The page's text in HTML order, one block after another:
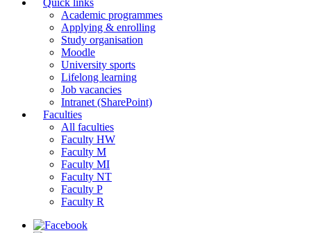
Quick links
Academic programmes
Applying & enrolling
Study organisation
Moodle
University sports
Lifelong learning
Job vacancies
Intranet (SharePoint)
Faculties
All faculties
Faculty HW
Faculty M
Faculty MI
Faculty NT
Faculty P
Faculty R